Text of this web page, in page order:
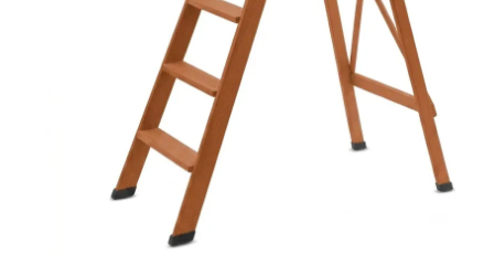
Cerniere freni per porte
Articoli per la casa
Scale per per la casa HOME
finitura F4 tinto Ciliegio